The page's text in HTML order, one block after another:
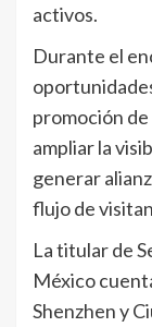
activos.
Durante el
promoción
ampliar la
generar
flujo de
La titular de
México
Shenzhen y